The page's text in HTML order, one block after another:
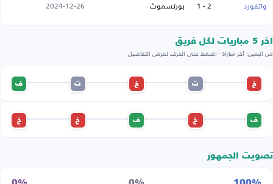
واتفورد
2 - 1 بورتسموث 2024-12-26
اخر 5 مباريات لكل فريق
من اليمين: آخر مباراة · اضغط على الحرف لعرض التفاصيل
خ ت خ ت ف
ف خ ف خ خ
تصويت الجمهور